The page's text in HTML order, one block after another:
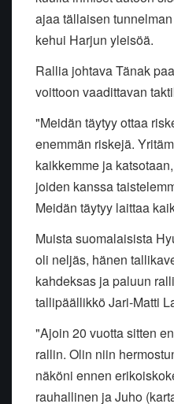
ajaa tällaisen
kehui Harjun yleisöä.
Rallia johtava Tänak
voittoon vaadittavan
"Meidän täytyy ottaa
enemmän riskejä.
kaikkemme ja
joiden kanssa
Meidän täytyy laittaa
Muista suomalaisista
oli neljäs, hänen
kahdeksas ja paluun
tallipäällikkö Jari-Matti
"Ajoin 20 vuotta sitten
rallin. Olin niin
näköni ennen
rauhallinen ja Juho